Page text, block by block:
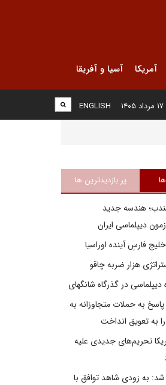
آمریکا آسیا و آفریقا
ENGLISH
پر بازدیدترین ها
هندسه جدید
دیپلماسی ایران
فارسِ آینده اوراسیا
هزار ضربه چاقو
دیپلماسی در گذرگاه شانگهای
به حملات متجاوزانه به
به تعویق انداخت
تحریم‌های جدیدی علیه
به زودی شاهد توافق با